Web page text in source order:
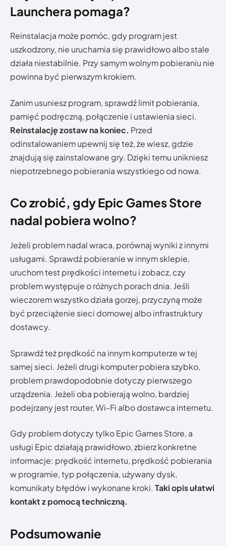
Launchera pomaga?
Reinstalacja może pomóc, gdy program jest
uszkodzony, nie uruchamia się prawidłowo albo stale
działa niestabilnie. Przy samym wolnym pobieraniu nie
powinna być pierwszym krokiem.
Zanim usuniesz program, sprawdź limit pobierania,
pamięć podręczną, połączenie i ustawienia sieci.
Reinstalację zostaw na koniec. Przed
odinstalowaniem upewnij się też, że wiesz, gdzie
znajdują się zainstalowane gry. Dzięki temu unikniesz
niepotrzebnego pobierania wszystkiego od nowa.
Co zrobić, gdy Epic Games Store
nadal pobiera wolno?
Jeżeli problem nadal wraca, porównaj wyniki z innymi
usługami. Sprawdź pobieranie w innym sklepie,
uruchom test prędkości internetu i zobacz, czy
problem występuje o różnych porach dnia. Jeśli
wieczorem wszystko działa gorzej, przyczyną może
być przeciążenie sieci domowej albo infrastruktury
dostawcy.
Sprawdź też prędkość na innym komputerze w tej
samej sieci. Jeżeli drugi komputer pobiera szybko,
problem prawdopodobnie dotyczy pierwszego
urządzenia. Jeżeli oba pobierają wolno, bardziej
podejrzany jest router, Wi-Fi albo dostawca internetu.
Gdy problem dotyczy tylko Epic Games Store, a
usługi Epic działają prawidłowo, zbierz konkretne
informacje: prędkość internetu, prędkość pobierania
w programie, typ połączenia, używany dysk,
komunikaty błędów i wykonane kroki. Taki opis ułatwi
kontakt z pomocą techniczną.
Podsumowanie